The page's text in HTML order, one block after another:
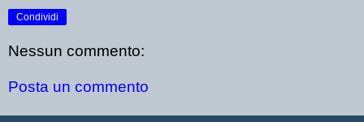
Condividi
Nessun commento:
Posta un commento